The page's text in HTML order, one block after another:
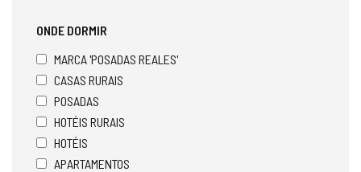
ONDE DORMIR
MARCA 'POSADAS REALES'
CASAS RURAIS
POSADAS
HOTÉIS RURAIS
HOTÉIS
APARTAMENTOS